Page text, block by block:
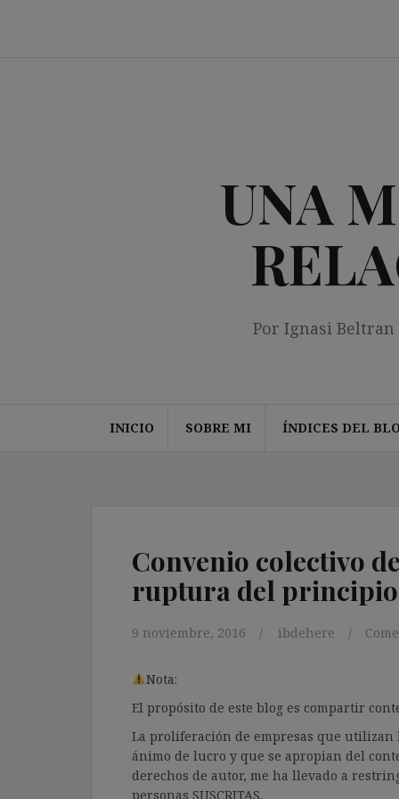
UNA
Por Ignasi Beltran
INICIO SOBRE MI ÍNDICES DEL
Convenio colectivo
ruptura del
9 noviembre, 2016 ibdehere
Nota:
El propósito de este blog es compartir
La proliferación de empresas que
ánimo de lucro y que se apropian del
derechos de autor, me ha llevado a
personas SUSCRITAS.